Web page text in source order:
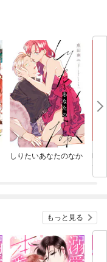
しりたいあなたのなか
時
で
さん
もっと見る